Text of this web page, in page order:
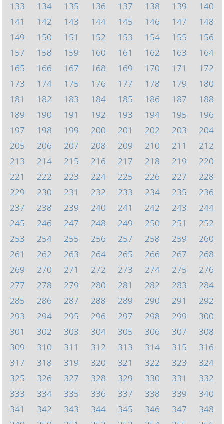
133
134 135 136 137 138 139
140
141
142 143 144 145 146 147
148
149
150 151 152 153 154 155
156
157
158 159 160 161 162 163
164
165
166 167 168 169 170 171
172
173
174 175 176 177 178 179
180
181
182 183 184 185 186 187
188
189
190 191 192 193 194 195
196
197
198 199 200 201 202 203
204
205
206 207 208 209 210 211
212
213
214 215 216 217 218 219
220
221
222 223 224 225 226 227
228
229
230 231 232 233 234 235
236
237
238 239 240 241 242 243
244
245
246 247 248 249 250 251
252
253
254 255 256 257 258 259
260
261
262 263 264 265 266 267
268
269
270 271 272 273 274 275
276
277
278 279 280 281 282 283
284
285
286 287 288 289 290 291
292
293
294 295 296 297 298 299
300
301
302 303 304 305 306 307
308
309
310 311 312 313 314 315
316
317
318 319 320 321 322 323
324
325
326 327 328 329 330 331
332
333
334 335 336 337 338 339
340
341
342 343 344 345 346 347
348